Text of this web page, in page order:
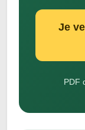
Je
PDF